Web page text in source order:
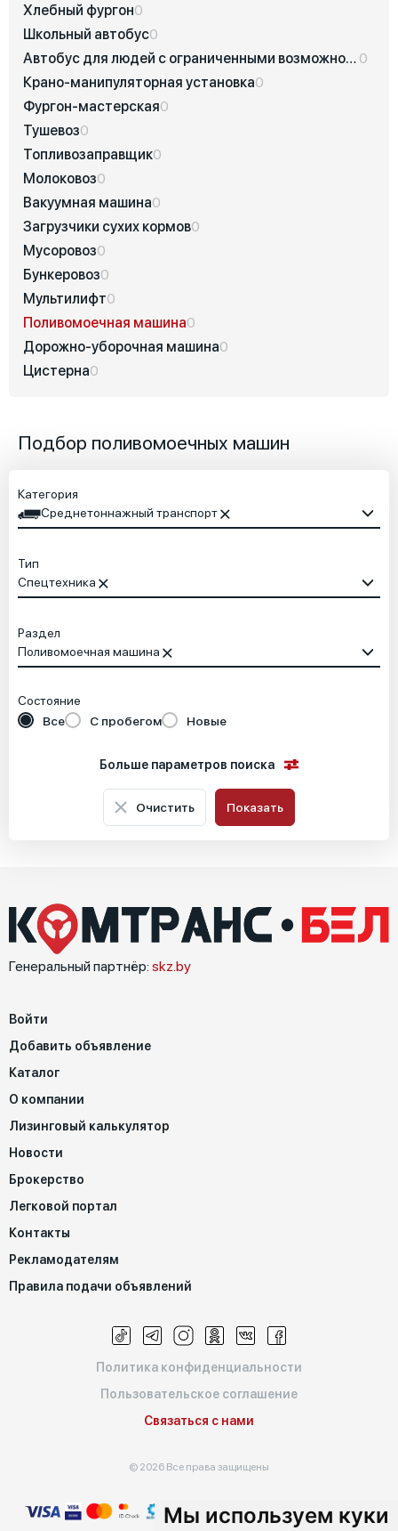
Мы используем куки
Хлебный фургон0
Школьный автобус0
Автобус для людей с ограниченными возможностями 0
Крано-манипуляторная установка0
Фургон-мастерская0
Тушевоз0
Топливозаправщик0
Молоковоз0
Вакуумная машина0
Загрузчики сухих кормов0
Мусоровоз0
Бункеровоз0
Мультилифт0
Поливомоечная машина0
Дорожно-уборочная машина0
Цистерна0
Подбор поливомоечных машин
Категория
Среднетоннажный транспорт
Тип
Спецтехника
Раздел
Поливомоечная машина
Состояние
Все
С пробегом Новые
Больше параметров поиска
Местоположение
Специальные характеристики
Очистить Показать
Генеральный партнёр: skz.by
Войти
Добавить объявление
Каталог
О компании
Лизинговый калькулятор
Новости
Брокерство
Легковой портал
Контакты
Рекламодателям
Правила подачи объявлений
Политика конфиденциальности
Пользовательское соглашение
Связаться с нами
© 2026 Все права защищены